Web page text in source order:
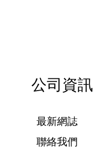
公司資訊
最新網誌
聯絡我們